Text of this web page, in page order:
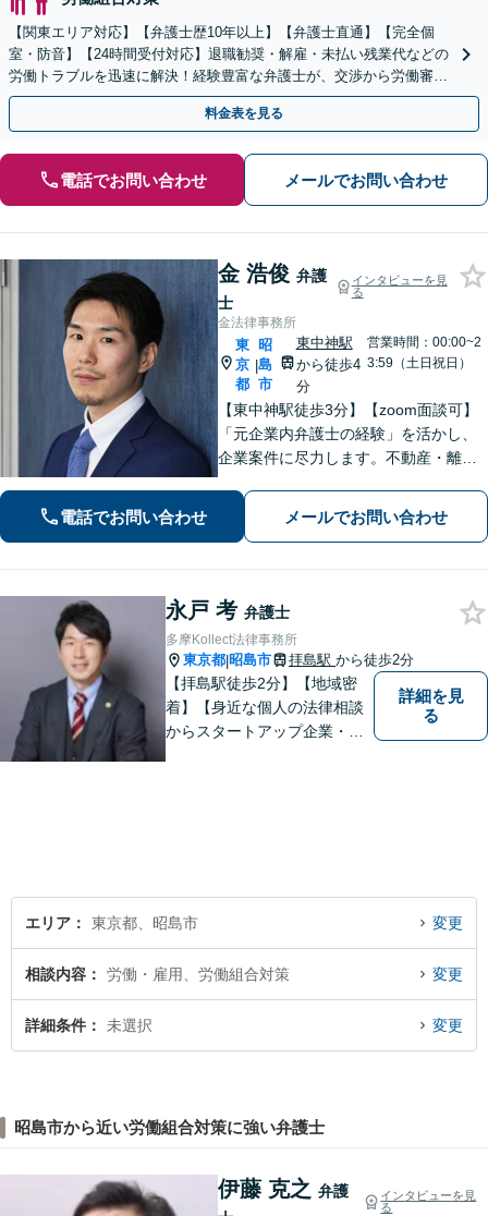
【関東エリア対応】【弁護士歴10年以上】【弁護士直通】【完全個
室・防音】【24時間受付対応】退職勧奨・解雇・未払い残業代などの
労働トラブルを迅速に解決！経験豊富な弁護士が、交渉から労働審判
まで一貫して対応いたします【オンライン相談可】
料金表を見る
電話でお問い合わせ メールでお問い合わせ
金 浩俊 弁護
士
インタビューを見
る
金法律事務所
東
京
都
|
昭
島
市
東中神駅
から徒歩4
分
営業時間：00:00~2
3:59（土日祝日）
【東中神駅徒歩3分】【zoom面談可】
「元企業内弁護士の経験」を活かし、
企業案件に尽力します。不動産・離婚
大の利益を得られるよう、知見を活か
し問題に真摯に向き合います。【韓国
電話でお問い合わせ メールでお問い合わせ
永戸 考 弁護士
多摩Kollect法律事務所
東京都|昭島市 拝島駅 から徒歩2分
【拝島駅徒歩2分】【地域密
着】【身近な個人の法律相談
からスタートアップ企業・中
詳細を見
る
エリア 東京都、昭島市 変更
相談内容 労働・雇用、労働組合対策 変更
詳細条件 未選択 変更
昭島市から近い労働組合対策に強い弁護士
伊藤 克之 弁護
インタビューを見
る